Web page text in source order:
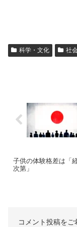
科学・文化 社
子供の体験格差は「
次第」
コメント投稿をご